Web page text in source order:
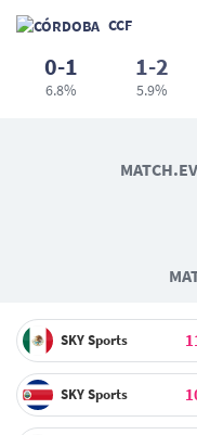
CCF
0-1
6.8%
1-2
5.9%
SKY Sports
SKY Sports